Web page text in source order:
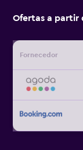
Ofertas a partir
Fornecedor